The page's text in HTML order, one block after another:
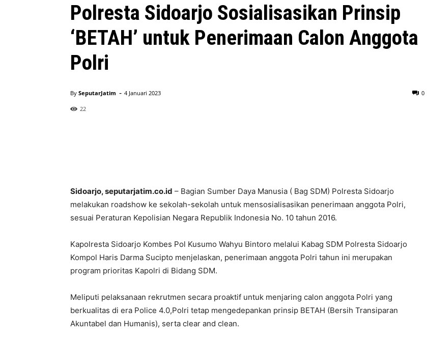
Polresta Sidoarjo Sosialisasikan Prinsip
‘BETAH’ untuk Penerimaan Calon Anggota
Polri
By SeputarJatim - 0
4 Januari 2023
22
Sidoarjo, seputarjatim.co.id – Bagian Sumber Daya Manusia ( Bag SDM) Polresta Sidoarjo
melakukan roadshow ke sekolah-sekolah untuk mensosialisasikan penerimaan anggota Polri,
sesuai Peraturan Kepolisian Negara Republik Indonesia No. 10 tahun 2016.
Kapolresta Sidoarjo Kombes Pol Kusumo Wahyu Bintoro melalui Kabag SDM Polresta Sidoarjo
Kompol Haris Darma Sucipto menjelaskan, penerimaan anggota Polri tahun ini merupakan
program prioritas Kapolri di Bidang SDM.
Meliputi pelaksanaan rekrutmen secara proaktif untuk menjaring calon anggota Polri yang
berkualitas di era Police 4.0,Polri tetap mengedepankan prinsip BETAH (Bersih Transiparan
Akuntabel dan Humanis), serta clear and clean.